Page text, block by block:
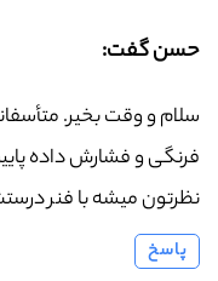
حسن گفت:
سلام و وقت بخیر.
فرنگی و فشارش داده
نظرتون میشه با فنر
پاسخ